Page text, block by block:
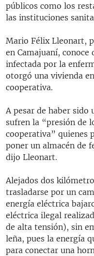
públicos como los
las instituciones
Mario Félix Lleonart,
en Camajuaní, conoce
infectada por la
otorgó una vivienda
cooperativa.
A pesar de haber sido
sufren la “presión de
cooperativa” quienes
poner un almacén de
dijo Lleonart.
Alejados dos
trasladarse por un
energía eléctrica
eléctrica ilegal
de alta tensión), sin
leña, pues la energía
para conectar una